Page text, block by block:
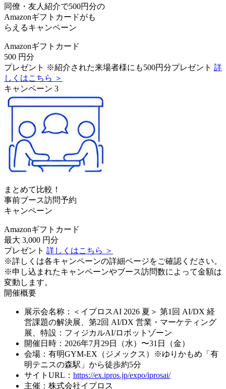
同僚・友人紹介で500円分の
Amazonギフトカードがも
らえるキャンペーン
Amazonギフトカード
500 円分
プレゼント ※紹介された来場者様にも500円分プレゼント 詳
しくはこちら ＞
キャンペーン 3
まとめて比較！
事前ブース訪問予約
キャンペーン
Amazonギフトカード
最大 3,000 円分
プレゼント 詳しくはこちら ＞
※詳しくは各キャンペーンの詳細ページをご確認ください。
※申し込まれたキャンペーンやブース訪問数によって金額は
変動します。
開催概要
展示会名称：＜イプロスAI 2026 夏＞ 第1回 AI/DX 経
営課題の解決展、第2回 AI/DX 営業・マーケティング
展、特設：フィジカルAI/ロボットゾーン
開催日時：2026年7月29日（水）〜31日（金）
会場：有明GYM-EX（ジメックス）※ゆりかもめ「有
明テニスの森駅」から徒歩約5分
サイトURL： https://ex.ipros.jp/expo/iprosai/
主催：株式会社イプロス